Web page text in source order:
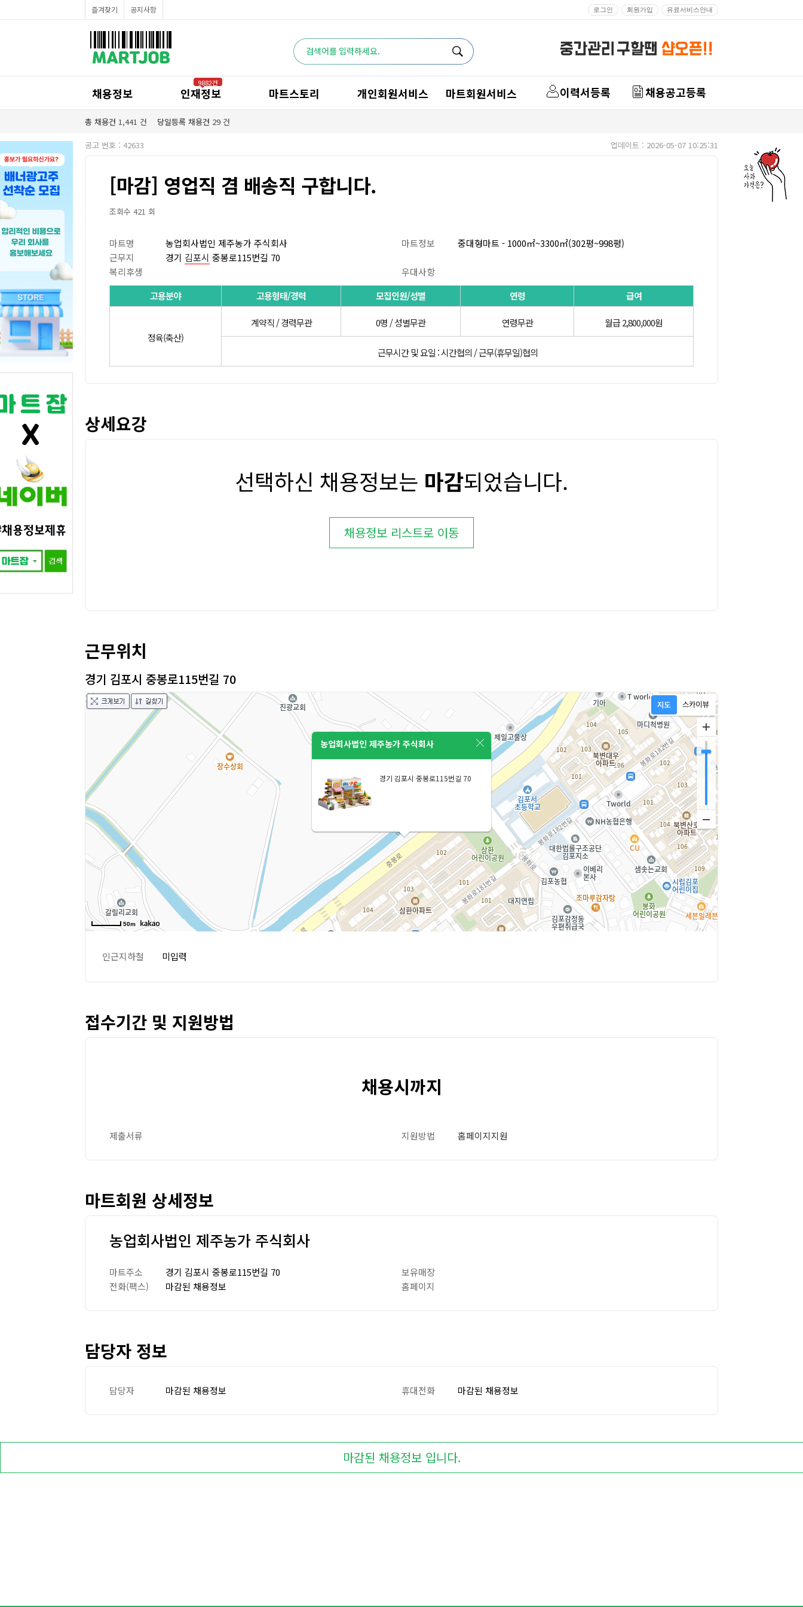
공산직원채용정보
농산/야채청과직원채용정보
수산직원채용정보
즐겨찾기 공지사항 로그인 회원가입 유료서비스안내
채용정보 인재정보
9882건
마트스토리 개인회원서비스 마트회원서비스 이력서등록 채용공고등록
총 채용건 1,441 건 당일등록 채용건 29 건
공고 번호 : 42633 업데이트 : 2026-05-07 10:25:31
[마감] 영업직 겸 배송직 구합니다.
조회수 421 회
마트명 농업회사법인 제주농가 주식회사 마트정보
중대형마트 - 1000㎡~3300㎡(302평~998평)
근무지
경기 김포시 중봉로115번길 70
복리후생
우대사항
고용분야
고용형태/경력 모집인원/성별 연령 급여
정육(축산)
계약직 / 경력무관 0명 / 성별무관 연령무관 월급 2,800,000원
근무시간 및 요일 : 시간협의 / 근무(휴무일)협의
상세요강
선택하신 채용정보는 마감되었습니다.
채용정보 리스트로 이동
근무위치
경기 김포시 중봉로115번길 70
농업회사법인 제주농가 주식회사
경기 김포시 중봉로115번길 70
50m
인근지하철 미입력
접수기간 및 지원방법
채용시까지
제출서류 지원방법 홈페이지지원
마트회원 상세정보
농업회사법인 제주농가 주식회사
마트주소 경기 김포시 중봉로115번길 70
보유매장
전화(팩스)
마감된 채용정보 홈페이지
담당자 정보
담당자 마감된 채용정보 휴대전화 마감된 채용정보
마감된 채용정보 입니다.